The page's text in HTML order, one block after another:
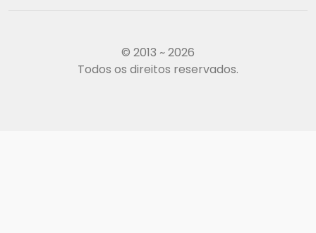
© 2013 ~ 2026
Todos os direitos reservados.